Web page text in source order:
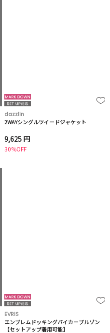
dazzlin
2WAYシングルツイードジャケット
9,625 円
30%OFF
EVRIS
エンブレムドッキングバイカーブルゾン
【セットアップ着用可能】